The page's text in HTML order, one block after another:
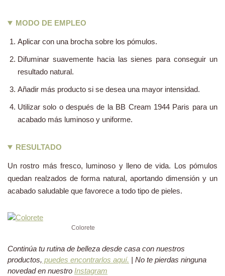
MODO DE EMPLEO
Aplicar con una brocha sobre los pómulos.
Difuminar suavemente hacia las sienes para conseguir un
resultado natural.
Añadir más producto si se desea una mayor intensidad.
Utilizar solo o después de la BB Cream 1944 Paris para un
acabado más luminoso y uniforme.
RESULTADO
Un rostro más fresco, luminoso y lleno de vida. Los pómulos
quedan realzados de forma natural, aportando dimensión y un
acabado saludable que favorece a todo tipo de pieles.
Colorete
Continúa tu rutina de belleza desde casa con nuestros
productos, puedes encontrarlos aquí. | No te pierdas ninguna
novedad en nuestro Instagram